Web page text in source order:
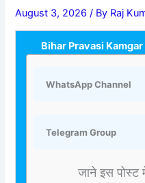
August 3, 2026/ By Raj
Bihar Pravasi
WhatsApp Channel
Telegram Group
जाने इस पोस्ट